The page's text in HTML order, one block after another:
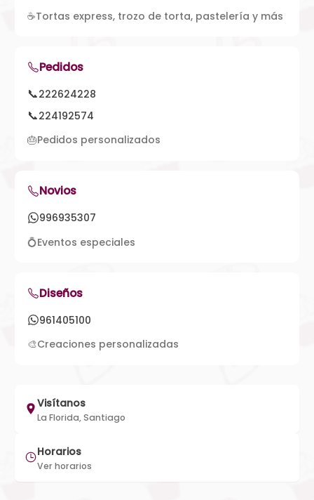
☕Tortas express, trozo de torta, pastelería y más
Pedidos
📞222624228
📞224192574
🎂Pedidos personalizados
Novios
996935307
💍Eventos especiales
Diseños
961405100
🎨Creaciones personalizadas
Visítanos
La Florida, Santiago
Horarios
Ver horarios